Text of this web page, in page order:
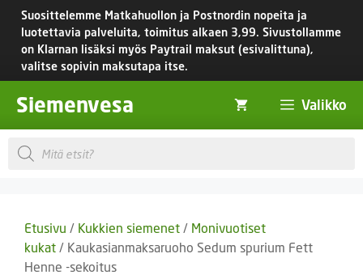
Siirry
sisältöön
Suosittelemme Matkahuollon ja Postnordin nopeita ja
luotettavia palveluita, toimitus alkaen 3,99. Sivustollamme
on Klarnan lisäksi myös Paytrail maksut (esivalittuna),
valitse sopivin maksutapa itse.
Siemenvesa Valikko
Products
search
Etusivu / Kukkien siemenet / Monivuotiset
kukat / Kaukasianmaksaruoho Sedum spurium Fett
Henne -sekoitus